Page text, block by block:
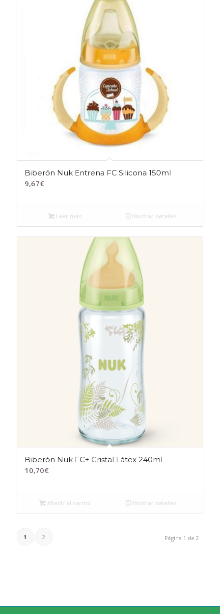
Biberón Nuk Entrena FC Silicona 150ml
9,67€
Leer más Mostrar detalles
Biberón Nuk FC+ Cristal Látex 240ml
10,70€
Añadir al carrito Mostrar detalles
Página 1 de 2
1 2